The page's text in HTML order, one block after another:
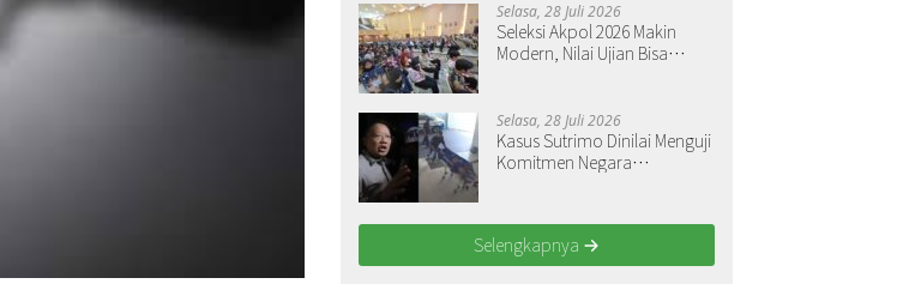
Selasa, 28 Juli 2026
Seleksi Akpol 2026 Makin
Modern, Nilai Ujian Bisa
Selasa, 28 Juli 2026
Kasus Sutrimo Dinilai Menguji
Komitmen Negara
Selengkapnya